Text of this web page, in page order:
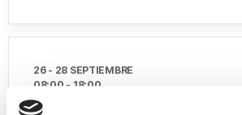
26 - 28 SEPTIEMBRE
08:00 - 18:00